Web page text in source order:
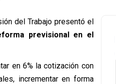
del Trabajo presentó el
previsional en el
en 6% la cotización con
incrementar en forma